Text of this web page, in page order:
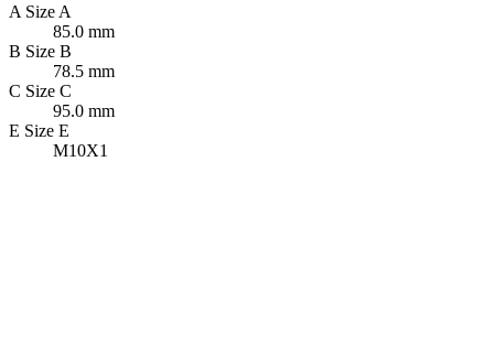
A Size A
85.0 mm
B Size B
78.5 mm
C Size C
95.0 mm
E Size E
M10X1